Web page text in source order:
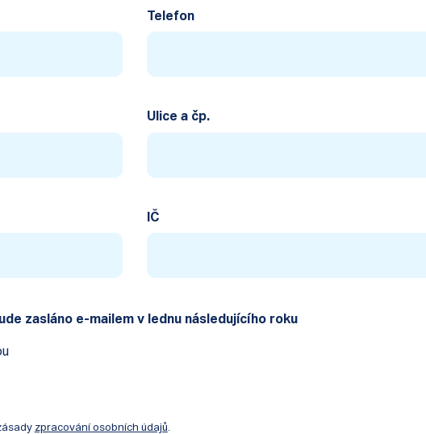
Telefon
Ulice a čp.
IČ
zasláno e-mailem v lednu následujícího roku
zpracování osobních údajů.